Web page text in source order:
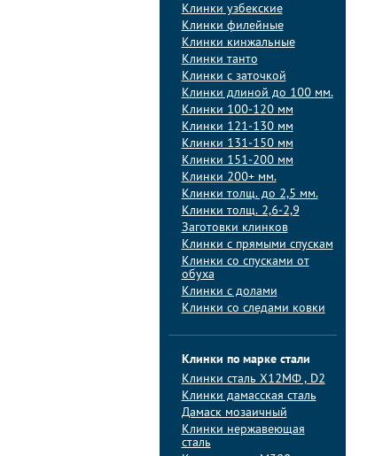
Клинки узбекские
Клинки филейные
Клинки кинжальные
Клинки танто
Клинки с заточкой
Клинки длиной до 100 мм.
Клинки 100-120 мм
Клинки 121-130 мм
Клинки 131-150 мм
Клинки 151-200 мм
Клинки 200+ мм.
Клинки толщ. до 2,5 мм.
Клинки толщ. 2,6-2,9
Заготовки клинков
Клинки с прямыми спускам
Клинки со спусками от
обуха
Клинки с долами
Клинки со следами ковки
Клинки по марке стали
Клинки сталь Х12МФ , D2
Клинки дамасская сталь
Дамаск мозаичный
Клинки нержавеющая
сталь